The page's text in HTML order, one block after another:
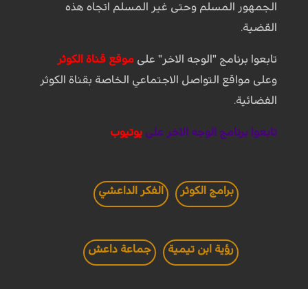
الجمهور المسلم وحتى غير المسلم اتجاه هذه
القضية.
تابعوا برنامج "الوجه الاخر" على موقع قناة الكوثر
وعلى مواقع التواصل الاجتماعي الخاصة بقناة الكوثر
الفضائية.
تابعوا برنامج الوجه الاخر على يوتيوب
برامج الكوثر الفكر الداعشي
رؤية ابن تيمية جماعة داعش